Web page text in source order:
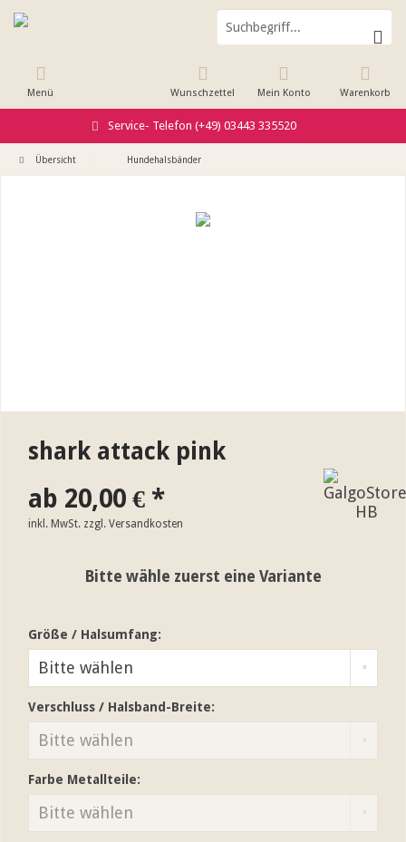
Service- Telefon (+49) 03443 335520
Menü Warenkorb
Wunschzettel Mein Konto
Übersicht Hundehalsbänder
shark attack pink
ab 20,00 € *
inkl. MwSt. zzgl. Versandkosten
Bitte wähle zuerst eine Variante
Größe / Halsumfang:
Verschluss / Halsband-Breite:
Farbe Metallteile: